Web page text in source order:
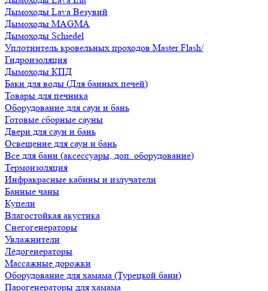
Дымоходы Lava Везувий
Дымоходы MAGMA
Дымоходы Schiedel
Уплотнитель кровельных проходов Master Flash/
Гидроизоляция
Дымоходы КПД
Баки для воды (Для банных печей)
Товары для печника
Оборудование для саун и бань
Готовые сборные сауны
Двери для саун и бань
Освещение для саун и бань
Все для бани (аксессуары, доп. оборудование)
Термоизоляция
Инфракрасные кабины и излучатели
Банные чаны
Купели
Влагостойкая акустика
Снегогенераторы
Увлажнители
Лёдогенераторы
Массажные дорожки
Оборудование для хамама (Турецкой бани)
Парогенераторы для хамама